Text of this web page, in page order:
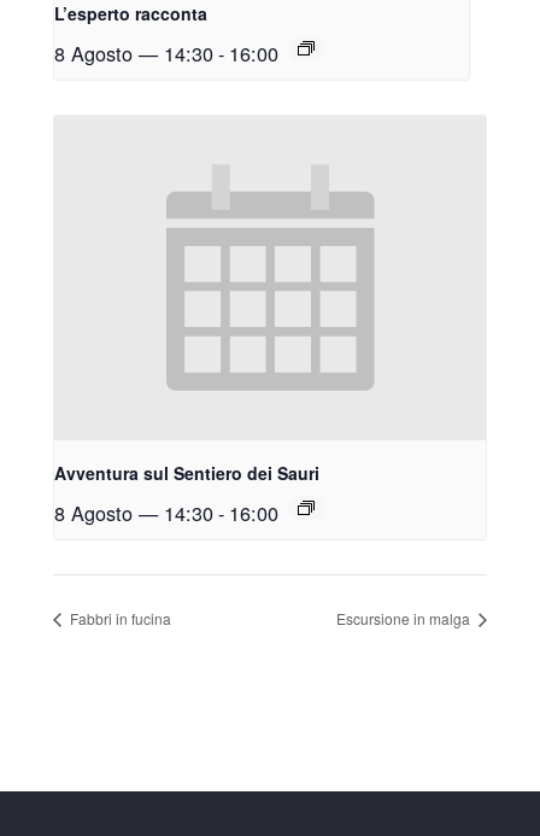
L’esperto racconta
8 Agosto — 14:30- 16:00
Avventura sul Sentiero dei Sauri
8 Agosto — 14:30- 16:00
Fabbri in fucina Escursione in malga